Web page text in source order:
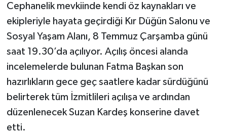
Cephanelik mevkiinde kendi öz kaynakları ve
ekipleriyle hayata geçirdiği Kır Düğün Salonu ve
Sosyal Yaşam Alanı, 8 Temmuz Çarşamba günü
saat 19.30’da açılıyor. Açılış öncesi alanda
incelemelerde bulunan Fatma Başkan son
hazırlıkların gece geç saatlere kadar sürdüğünü
belirterek tüm İzmitlileri açılışa ve ardından
düzenlenecek Suzan Kardeş konserine davet
etti.